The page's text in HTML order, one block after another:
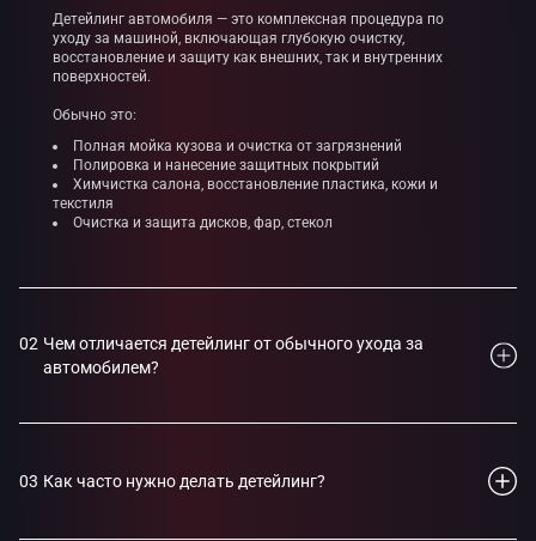
Детейлинг автомобиля — это комплексная процедура по
уходу за машиной, включающая глубокую очистку,
восстановление и защиту как внешних, так и внутренних
поверхностей.
Обычно это:
Полная мойка кузова и очистка от загрязнений
Полировка и нанесение защитных покрытий
Химчистка салона, восстановление пластика, кожи и
текстиля
Очистка и защита дисков, фар, стекол
02 Чем отличается детейлинг от обычного ухода за
автомобилем?
мелкие дефекты, возвращает блеск и обновляет внешний вид
03 Как часто нужно делать детейлинг?